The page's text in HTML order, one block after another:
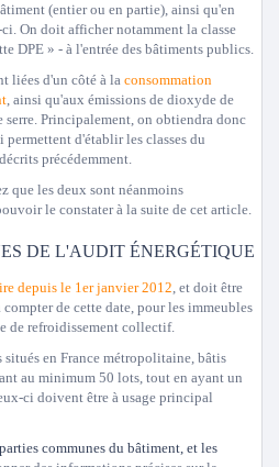
(entier ou en partie), ainsi qu'en
On doit afficher notamment la classe
DPE » - à l'entrée des bâtiments publics.
liées d'un côté à la consommation
, ainsi qu'aux émissions de dioxyde de
serre. Principalement, on obtiendra donc
permettent d'établir les classes du
précédemment.
que les deux sont néanmoins
le constater à la suite de cet article.
DE L'AUDIT ÉNERGÉTIQUE
depuis le 1er janvier 2012, et doit être
de cette date, pour les immeubles
de refroidissement collectif.
en France métropolitaine, bâtis
au minimum 50 lots, tout en ayant un
ci doivent être à usage principal
communes du bâtiment, et les